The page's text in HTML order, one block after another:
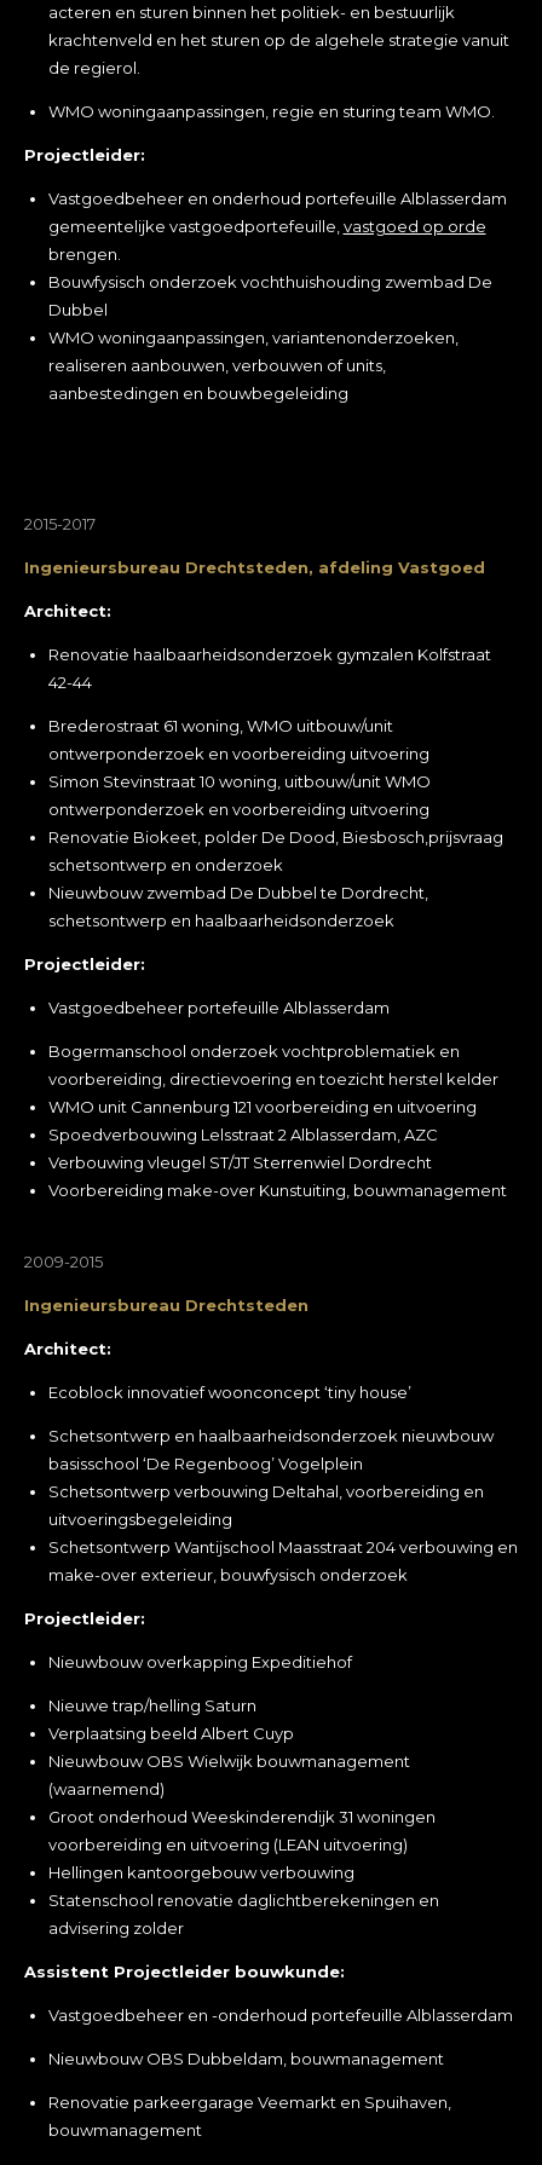
acteren en sturen binnen het politiek- en bestuurlijk
krachtenveld en het sturen op de algehele strategie vanuit
de regierol.
WMO woningaanpassingen, regie en sturing team WMO.
Projectleider:
Vastgoedbeheer en onderhoud portefeuille Alblasserdam
gemeentelijke vastgoedportefeuille, vastgoed op orde
brengen.
Bouwfysisch onderzoek vochthuishouding zwembad De
Dubbel
WMO woningaanpassingen, variantenonderzoeken,
realiseren aanbouwen, verbouwen of units,
aanbestedingen en bouwbegeleiding
2015-2017
Ingenieursbureau Drechtsteden, afdeling Vastgoed
Architect:
Renovatie haalbaarheidsonderzoek gymzalen Kolfstraat
42-44
Brederostraat 61 woning, WMO uitbouw/unit
ontwerponderzoek en voorbereiding uitvoering
Simon Stevinstraat 10 woning, uitbouw/unit WMO
ontwerponderzoek en voorbereiding uitvoering
Renovatie Biokeet, polder De Dood, Biesbosch,prijsvraag
schetsontwerp en onderzoek
Nieuwbouw zwembad De Dubbel te Dordrecht,
schetsontwerp en haalbaarheidsonderzoek
Projectleider:
Vastgoedbeheer portefeuille Alblasserdam
Bogermanschool onderzoek vochtproblematiek en
voorbereiding, directievoering en toezicht herstel kelder
WMO unit Cannenburg 121 voorbereiding en uitvoering
Spoedverbouwing Lelsstraat 2 Alblasserdam, AZC
Verbouwing vleugel ST/JT Sterrenwiel Dordrecht
Voorbereiding make-over Kunstuiting, bouwmanagement
2009-2015
Ingenieursbureau Drechtsteden
Architect:
Ecoblock innovatief woonconcept ‘tiny house’
Schetsontwerp en haalbaarheidsonderzoek nieuwbouw
basisschool ‘De Regenboog’ Vogelplein
Schetsontwerp verbouwing Deltahal, voorbereiding en
uitvoeringsbegeleiding
Schetsontwerp Wantijschool Maasstraat 204 verbouwing en
make-over exterieur, bouwfysisch onderzoek
Projectleider:
Nieuwbouw overkapping Expeditiehof
Nieuwe trap/helling Saturn
Verplaatsing beeld Albert Cuyp
Nieuwbouw OBS Wielwijk bouwmanagement
(waarnemend)
Groot onderhoud Weeskinderendijk 31 woningen
voorbereiding en uitvoering (LEAN uitvoering)
Hellingen kantoorgebouw verbouwing
Statenschool renovatie daglichtberekeningen en
advisering zolder
Assistent Projectleider bouwkunde:
Vastgoedbeheer en -onderhoud portefeuille Alblasserdam
Nieuwbouw OBS Dubbeldam, bouwmanagement
Renovatie parkeergarage Veemarkt en Spuihaven,
bouwmanagement